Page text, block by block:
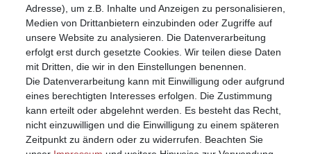
Anmelden (Login)
Warenkorb
Adresse), um z.B. Inhalte und Anzeigen zu personalisieren,
Medien von Drittanbietern einzubinden oder Zugriffe auf
unsere Website zu analysieren. Die Datenverarbeitung
erfolgt erst durch gesetzte Cookies. Wir teilen diese Daten
mit Dritten, die wir in den Einstellungen benennen.
Die Datenverarbeitung kann mit Einwilligung oder aufgrund
eines berechtigten Interesses erfolgen. Die Zustimmung
kann erteilt oder abgelehnt werden. Es besteht das Recht,
nicht einzuwilligen und die Einwilligung zu einem späteren
Zeitpunkt zu ändern oder zu widerrufen. Beachten Sie